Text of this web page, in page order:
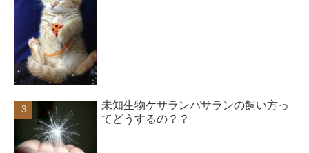
未知生物ケサランパサランの飼い方っ
てどうするの？？